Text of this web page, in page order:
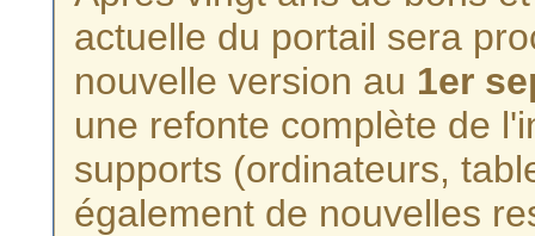
actuelle du portail sera
nouvelle version au 1er
une refonte complète de
supports (ordinateurs,
également de nouvelles